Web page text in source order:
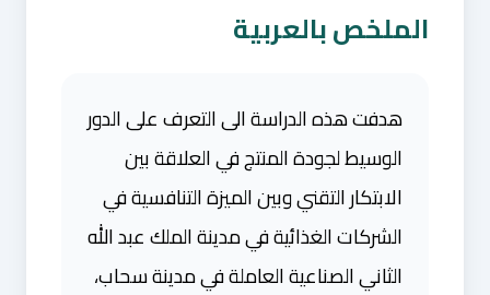
الملخص بالعربية
هدفت هذه الدراسة الى التعرف على الدور
الوسيط لجودة المنتج في العلاقة بين
الابتكار التقني وبين الميزة التنافسية في
الشركات الغذائية في مدينة الملك عبد الله
الثاني الصناعية العاملة في مدينة سحاب،